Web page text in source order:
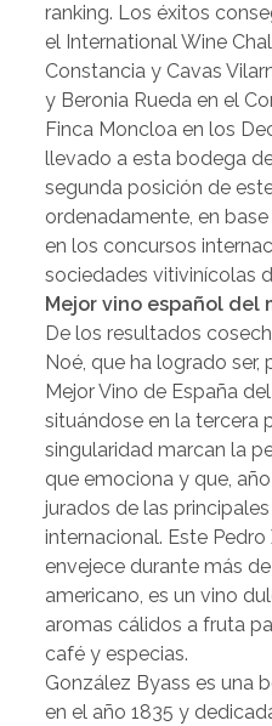
ranking. Los éxitos
el International Wine
Constancia y Cavas
y Beronia Rueda en el
Finca Moncloa en los
llevado a esta bodega
segunda posición de
ordenadamente, en
en los concursos
sociedades vitivinícolas
Mejor vino español del
De los resultados
Noé, que ha logrado
Mejor Vino de España del
situándose en la tercera
singularidad marcan la
que emociona y que,
jurados de las
internacional. Este Pedro
envejece durante más
americano, es un vino
aromas cálidos a fruta
café y especias.
González Byass es una
en el año 1835 y